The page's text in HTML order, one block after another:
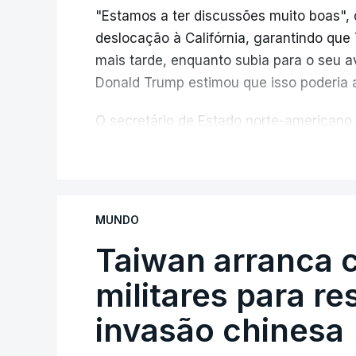
"Estamos a ter discussões muito
deslocação à Califórnia, garantindo
mais tarde, enquanto subia para o seu
Donald Trump estimou que isso
O secretário de Estado norte-
está em discussão um acordo
no estreito entre o Irão e o sultanato
Este acordo preliminar prevê, segundo
entre através do estreito utilize uma
navio que saia siga uma trajetória
MUNDO
Taiwan arranca
militares para
invasão chinesa